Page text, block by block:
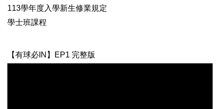
113學年度入學新生修業規定
學士班課程
【有球必IN】EP1 完整版